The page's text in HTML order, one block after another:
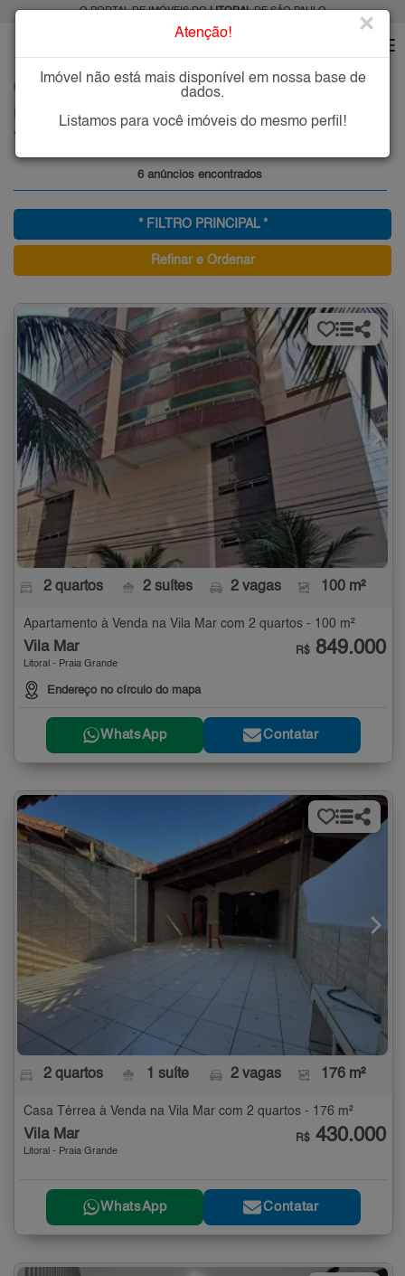
O PORTAL DE IMÓVEIS DOLITORALDE SÃO PAULO
PRAIA GRANDE
Imóveis à Venda na Vila Mar, Praia Grande
Vilamar - Praia Grande, Litoral
6 anúncios encontrados
* FILTRO PRINCIPAL *
Refinar e Ordenar
2 quartos 2 suítes 2 vagas 100 m²
Apartamento à Venda na Vila Mar com 2 quartos - 100 m²
Vila Mar
Litoral - Praia Grande
Endereço no círculo do mapa
R$ 849.000
WhatsApp Contatar
2 quartos 1 suíte 2 vagas 176 m²
Casa Térrea à Venda na Vila Mar com 2 quartos - 176 m²
Vila Mar
Litoral - Praia Grande
R$ 430.000
WhatsApp Contatar
Atenção! ×
Imóvel não está mais disponível em nossa base de
dados.
Listamos para você imóveis do mesmo perfil!